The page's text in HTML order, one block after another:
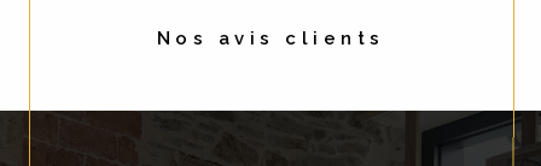
Nos avis clients